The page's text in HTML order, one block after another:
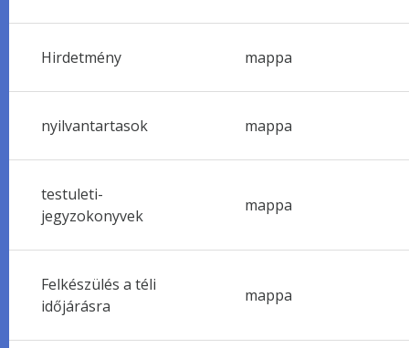
Hirdetmény mappa
nyilvantartasok mappa
testuleti-
jegyzokonyvek
mappa
Felkészülés a téli
időjárásra
mappa